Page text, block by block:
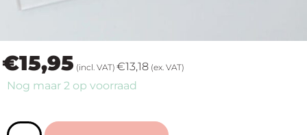
Outlet
€15,95 (incl. VAT) €13,18 (ex. VAT)
Nog maar 2 op voorraad